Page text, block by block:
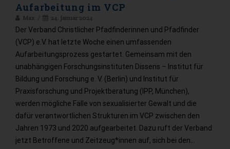
Aufarbeitung im VCP
Max 24. Januar 2024
Der Verband Christlicher Pfadfinderinnen und Pfadfinder
(VCP) e.V. hat letzte Woche einen umfassenden
Aufarbeitungsprozess gestartet. Gemeinsam mit den
unabhängigen Forschungsinstituten Dissens – Institut für
Bildung und Forschung e. V. (Berlin) und Institut für
Praxisforschung und Projektberatung (IPP, München),
werden mögliche Fälle von sexualisierter Gewalt und die
dafür verantwortlichen Strukturen im VCP zwischen den
Jahren 1973 und 2020 aufgearbeitet. Dazu ruft der Verband
jetzt Betroffene und Zeitzeug*innen auf, sich bei den…